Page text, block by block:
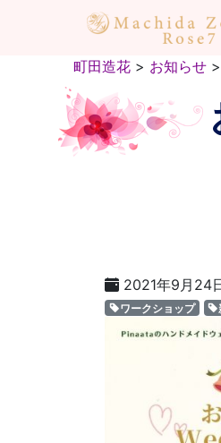
町田造花 > お知らせ >
2021年9月24
ワークショップ